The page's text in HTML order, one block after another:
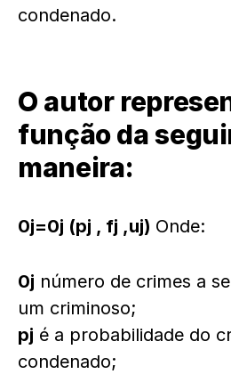
condenado.
O autor
função da
maneira:
0j=0j (pj , fj ,uj) Onde:
0j número de crimes a
um criminoso;
pj é a probabilidade do
condenado;